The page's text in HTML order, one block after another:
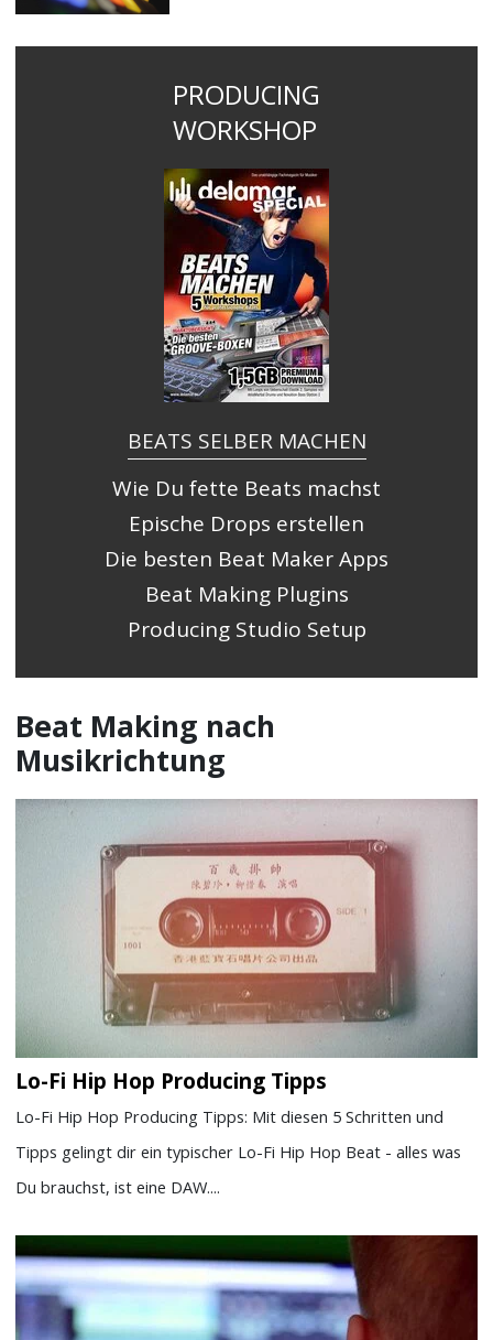
PRODUCING
WORKSHOP
BEATS SELBER MACHEN
Wie Du fette Beats machst
Epische Drops erstellen
Die besten Beat Maker Apps
Beat Making Plugins
Producing Studio Setup
Beat Making nach
Musikrichtung
Lo-Fi Hip Hop Producing Tipps
Lo-Fi Hip Hop Producing Tipps: Mit diesen 5 Schritten und
Tipps gelingt dir ein typischer Lo-Fi Hip Hop Beat - alles was
Du brauchst, ist eine DAW....